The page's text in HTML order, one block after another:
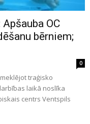
OC
bērniem;
0
traģisko
laikā noslīka
centrs Ventspils